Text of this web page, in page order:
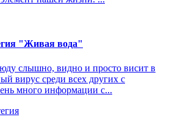
"Живая вода"
слышно, видно и просто висит в
вирус среди всех других с
много информации с...